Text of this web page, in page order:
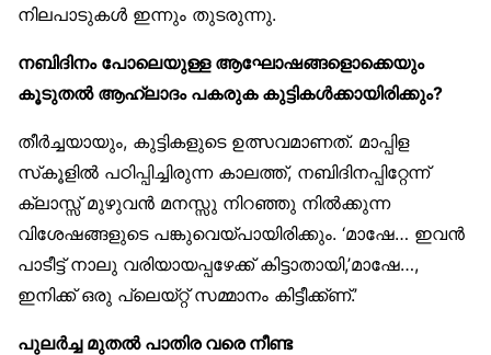
നിലപാടുകൾ ഇന്നും തുടരുന്നു.
നബിദിനം പോലെയുള്ള ആഘോഷങ്ങളൊക്കെയും
കൂടുതൽ ആഹ്ലാദം പകരുക കുട്ടികൾക്കായിരിക്കും?
തീർച്ചയായും, കുട്ടികളുടെ ഉത്സവമാണത്. മാപ്പിള
സ്‌കൂളിൽ പഠിപ്പിച്ചിരുന്ന കാലത്ത്, നബിദിനപ്പിറ്റേന്ന്
ക്ലാസ്സ് മുഴുവൻ മനസ്സു നിറഞ്ഞു നിൽക്കുന്ന
വിശേഷങ്ങളുടെ പങ്കുവെയ്പായിരിക്കും. ‘മാഷേ… ഇവൻ
പാടീട്ട് നാലു വരിയായപ്പഴേക്ക് കിട്ടാതായി,’മാഷേ…,
ഇനിക്ക് ഒരു പ്ലെയ്റ്റ് സമ്മാനം കിട്ടീക്ക്ണ്.’
പുലർച്ച മുതൽ പാതിര വരെ നീണ്ട